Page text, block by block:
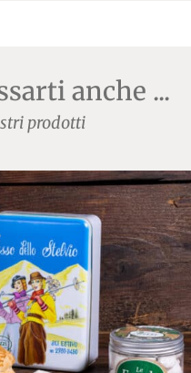
anche ...
prodotti